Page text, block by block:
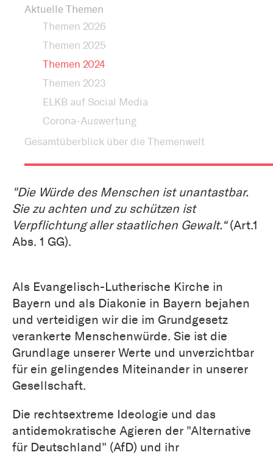
Aktuelle Themen
Themen 2026
Themen 2025
Themen 2024
Themen 2023
ELKB auf Social Media
Corona-Auswertung
Gesamtüberblick über die Themenwelt
"Die Würde des Menschen ist unantastbar.
Sie zu achten und zu schützen ist
Verpflichtung aller staatlichen Gewalt.“(Art.1
Abs. 1 GG).
Als Evangelisch-Lutherische Kirche in
Bayern und als Diakonie in Bayern bejahen
und verteidigen wir die im Grundgesetz
verankerte Menschenwürde. Sie ist die
Grundlage unserer Werte und unverzichtbar
für ein gelingendes Miteinander in unserer
Gesellschaft.
Die rechtsextreme Ideologie und das
antidemokratische Agieren der "Alternative
für Deutschland" (AfD) und ihr